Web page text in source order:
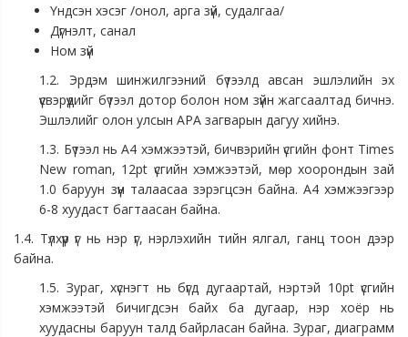
Үндсэн хэсэг /онол, арга зүй, судалгаа/
Дүгнэлт, санал
Ном зүй
1.2. Эрдэм шинжилгээний бүтээлд авсан эшлэлийн эх
үүсвэрүүдийг бүтээл дотор болон ном зүйн жагсаалтад бичнэ.
Эшлэлийг олон улсын APA загварын дагуу хийнэ.
1.3. Бүтээл нь А4 хэмжээтэй, бичвэрийн үсгийн фонт Times
New roman, 12pt үсгийн хэмжээтэй, мөр хоорондын зай
1.0 баруун зүүн талаасаа зэрэгцсэн байна. А4 хэмжээгээр
6-8 хуудаст багтаасан байна.
1.4. Түлхүүр үг нь нэр үг, нэрлэхийн тийн ялгал, ганц тоон дээр
байна.
1.5. Зураг, хүснэгт нь бүгд дугаартай, нэртэй 10pt үсгийн
хэмжээтэй бичигдсэн байх ба дугаар, нэр хоёр нь
хуудасны баруун талд байрласан байна. Зураг, диаграмм